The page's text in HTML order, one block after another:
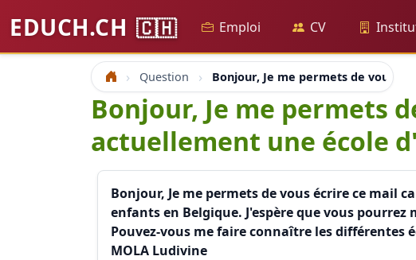
EDUCH.CH 🇨🇭 Emploi CV
Accueil Question Bonjour, Je me permets de vous
Bonjour, Je me permets
actuellement une école
Bonjour, Je me permets de vous écrire ce mail
enfants en Belgique. J'espère que vous
Pouvez-vous me faire connaître les différentes
MOLA Ludivine